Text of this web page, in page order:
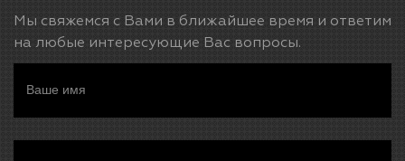
Мы свяжемся с Вами в ближайшее время и ответим
на любые интересующие Вас вопросы.